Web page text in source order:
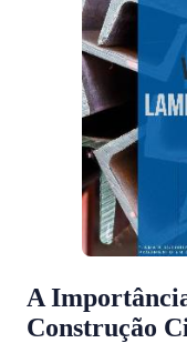
A
Construção